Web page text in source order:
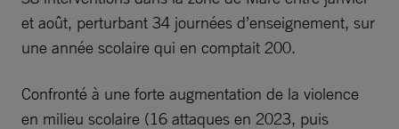
et août, perturbant 34 journées d’enseignement, sur
une année scolaire qui en comptait 200.
Confronté à une forte augmentation de la violence
en milieu scolaire (16 attaques en 2023, puis